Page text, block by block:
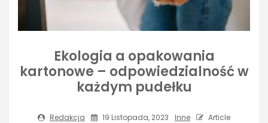
Ekologia a opakowania
kartonowe – odpowiedzialność w
każdym pudełku
Redakcja 19 Listopada, 2023 Inne Article